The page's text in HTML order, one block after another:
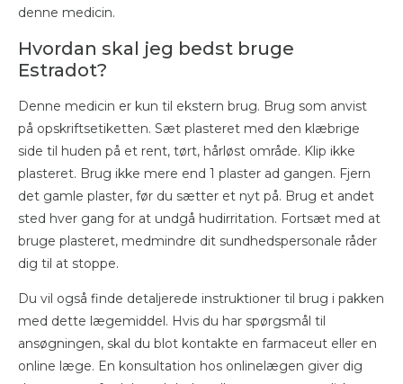
denne medicin.
Hvordan skal jeg bedst bruge
Estradot?
Denne medicin er kun til ekstern brug. Brug som anvist
på opskriftsetiketten. Sæt plasteret med den klæbrige
side til huden på et rent, tørt, hårløst område. Klip ikke
plasteret. Brug ikke mere end 1 plaster ad gangen. Fjern
det gamle plaster, før du sætter et nyt på. Brug et andet
sted hver gang for at undgå hudirritation. Fortsæt med at
bruge plasteret, medmindre dit sundhedspersonale råder
dig til at stoppe.
Du vil også finde detaljerede instruktioner til brug i pakken
med dette lægemiddel. Hvis du har spørgsmål til
ansøgningen, skal du blot kontakte en farmaceut eller en
online læge. En konsultation hos onlinelægen giver dig